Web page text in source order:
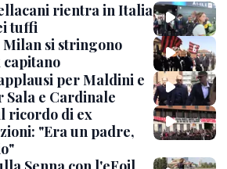
rientra in Italia
tuffi
si stringono
per Maldini e
e Cardinale
ricordo di ex
"Era un padre,